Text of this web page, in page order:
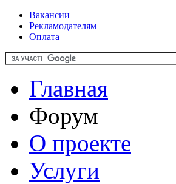
Вакансии
Рекламодателям
Оплата
Главная
Форум
О проекте
Услуги